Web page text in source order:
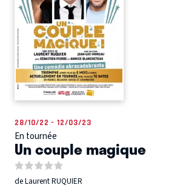
28/10/22 - 12/03/23
En tournée
Un couple magique
de Laurent RUQUIER